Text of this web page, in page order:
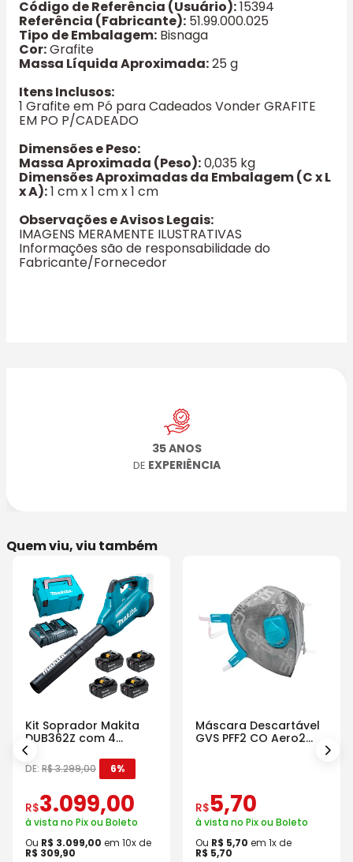
Código de Referência (Usuário):15394
Referência (Fabricante): 51.99.000.025
Tipo de Embalagem: Bisnaga
Cor:Grafite
Massa Líquida Aproximada:25 g
Itens Inclusos:
1 Grafite em Pó para Cadeados Vonder GRAFITE
EM PO P/CADEADO
Dimensões e Peso:
Massa Aproximada (Peso):0,035 kg
Dimensões Aproximadas da Embalagem (C x L
x A):1 cm x 1 cm x 1 cm
Observações e Avisos Legais:
IMAGENS MERAMENTE ILUSTRATIVAS
Informações são de responsabilidade do
Fabricante/Fornecedor
35 ANOS
DE EXPERIÊNCIA
Quem viu, viu também
Kit Soprador Makita
DUB362Z com 4
Baterias Carregador e
Maleta
DE: R$3.299,00 6%
R$3.099,00
à vista no Pix ou Boleto
Ou R$ 3.099,00 em 10x de
R$ 309,90
Máscara Descartável
GVS PFF2 CO Aero2
R$5,70
à vista no Pix ou Boleto
Ou R$ 5,70 em 1x de
R$ 5,70